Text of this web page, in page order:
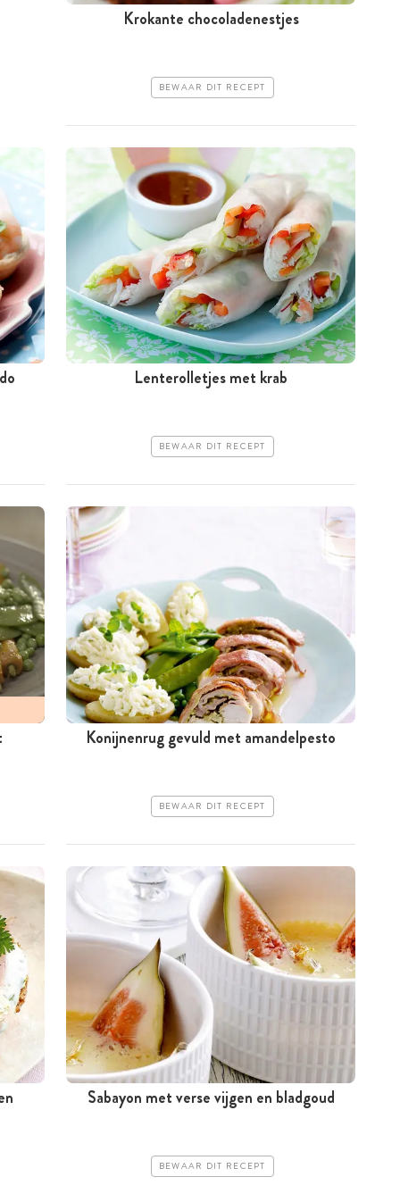
Krokante chocoladenestjes
BEWAAR DIT RECEPT
Lenterolletjes met krab
BEWAAR DIT RECEPT
Konijnenrug gevuld met amandelpesto
BEWAAR DIT RECEPT
Sabayon met verse vijgen en bladgoud
BEWAAR DIT RECEPT